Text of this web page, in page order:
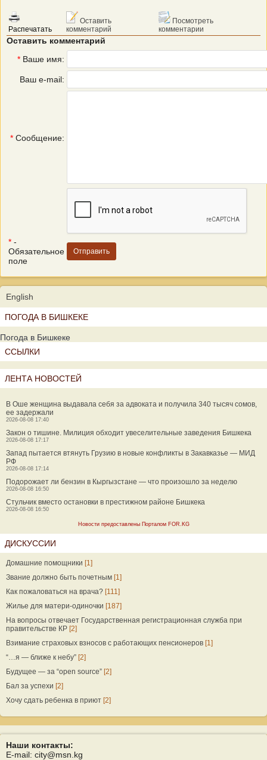
Распечатать
Оставить
комментарий
Посмотреть
комментарии
Оставить комментарий
* Ваше имя:
Ваш e-mail:
* Сообщение:
* -
Обязательное
поле
English
ПОГОДА В БИШКЕКЕ
Погода в Бишкеке
ССЫЛКИ
ЛЕНТА НОВОСТЕЙ
В Оше женщина выдавала себя за адвоката и получила 340 тысяч сомов,
ее задержали
2026-08-08 17:40
Закон о тишине. Милиция обходит увеселительные заведения Бишкека
2026-08-08 17:17
Запад пытается втянуть Грузию в новые конфликты в Закавказье — МИД
РФ
2026-08-08 17:14
Подорожает ли бензин в Кыргызстане — что произошло за неделю
2026-08-08 16:50
Стульчик вместо остановки в престижном районе Бишкека
2026-08-08 16:50
Новости предоставлены Порталом FOR.KG
ДИСКУССИИ
Домашние помощники [1]
Звание должно быть почетным [1]
Как пожаловаться на врача? [111]
Жилье для матери-одиночки [187]
На вопросы отвечает Государственная регистрационная служба при
правительстве КР [2]
Взимание страховых взносов с работающих пенсионеров [1]
“…я — ближе к небу” [2]
Будущее — за “open source” [2]
Бал за успехи [2]
Хочу сдать ребенка в приют [2]
Наши контакты:
E-mail: city@msn.kg